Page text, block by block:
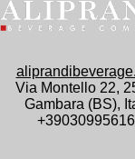
Via Montello 22,
Gambara (BS),